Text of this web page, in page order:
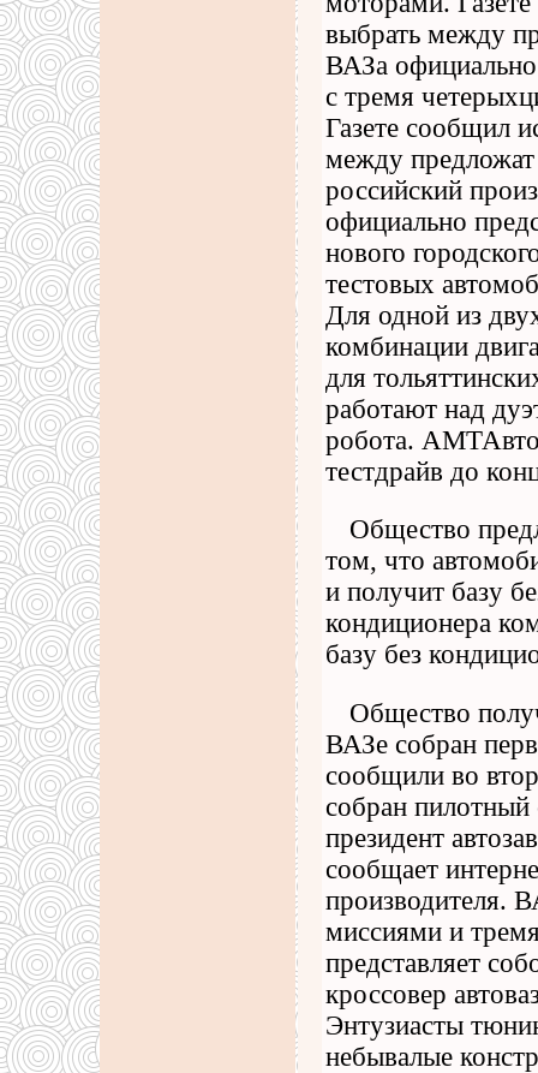
выбрать между
ВАЗа официально
с тремя
Газете сообщил
между
российский
официально
нового
тестовых
Для одной из
комбинации
для
работают над
робота. АМТАвто
тестдрайв до
Общество
том, что
и получит базу
кондиционера
базу без
Общество
ВАЗе собран
сообщили во
собран
президент
сообщает
производителя.
миссиями и
представляет
кроссовер
Энтузиасты
небывалые